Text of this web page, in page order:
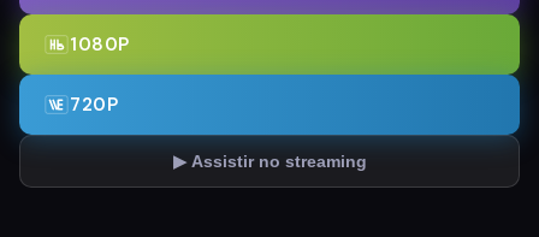
1080P
720P
▶ Assistir no streaming